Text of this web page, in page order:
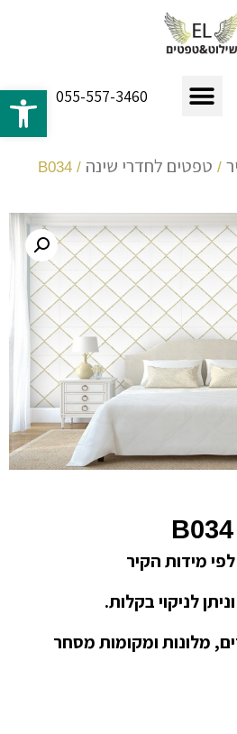
055-557-3460
/ טפטים לחדרי שינה / B034
B034
מידות הקיר
לניקוי בקלות.
מלונות ומקומות מסחר